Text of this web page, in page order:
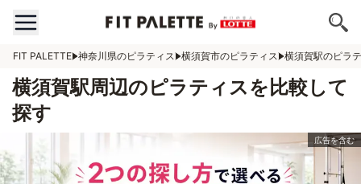
FIT PALETTE 神奈川県のピラティス 横須賀市のピラティス 横須賀駅のピラ
横須賀駅周辺のピラティスを比較して
探す